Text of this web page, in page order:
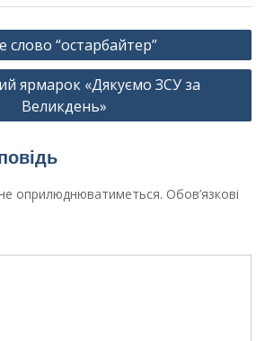
слово “остарбайтер”
ярмарок «Дякуємо ЗСУ за
Великдень»
оприлюднюватиметься. Обов’язкові